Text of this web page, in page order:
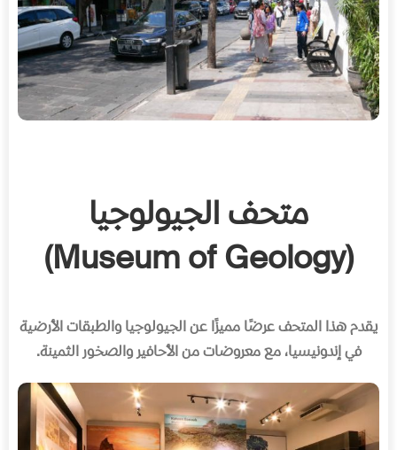
متحف الجيولوجيا
(Museum of Geology)
يقدم هذا المتحف عرضًا مميزًا عن الجيولوجيا والطبقات الأرضية
في إندونيسيا، مع معروضات من الأحافير والصخور الثمينة.